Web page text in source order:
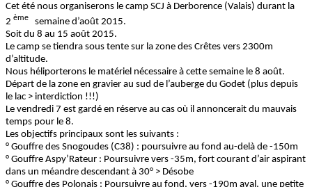
Cet été nous organiserons le camp SCJ à Derborence (Valais) durant la
2 ème
semaine d’août 2015.
Soit du 8 au 15 août 2015.
Le camp se tiendra sous tente sur la zone des Crêtes vers 2300m
d’altitude.
Nous héliporterons le matériel nécessaire à cette semaine le 8 août.
Départ de la zone en gravier au sud de l’auberge du Godet (plus depuis
le lac > interdiction !!!)
Le vendredi 7 est gardé en réserve au cas où il annoncerait du mauvais
temps pour le 8.
Les objectifs principaux sont les suivants :
° Gouffre des Snogoudes (C38) : poursuivre au fond au-delà de -150m
° Gouffre Aspy’Rateur : Poursuivre vers -35m, fort courant d’air aspirant
dans un méandre descendant à 30° > Désobe
° Gouffre des Polonais : Poursuivre au fond, vers -190m aval, une petite